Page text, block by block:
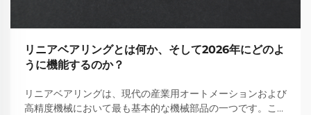
リニアベアリングとは何か、そして2026年にどのよ
うに機能するのか？
リニアベアリングは、現代の産業用オートメーションおよび
高精度機械において最も基本的な機械部品の一つです。これ